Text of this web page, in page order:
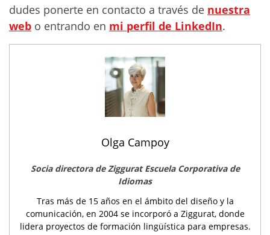
dudes ponerte en contacto a través de nuestra
web o entrando en mi perfil de LinkedIn.
Olga Campoy
Socia directora de Ziggurat Escuela Corporativa de
Idiomas
Tras más de 15 años en el ámbito del diseño y la
comunicación, en 2004 se incorporó a Ziggurat, donde
lidera proyectos de formación lingüística para empresas.